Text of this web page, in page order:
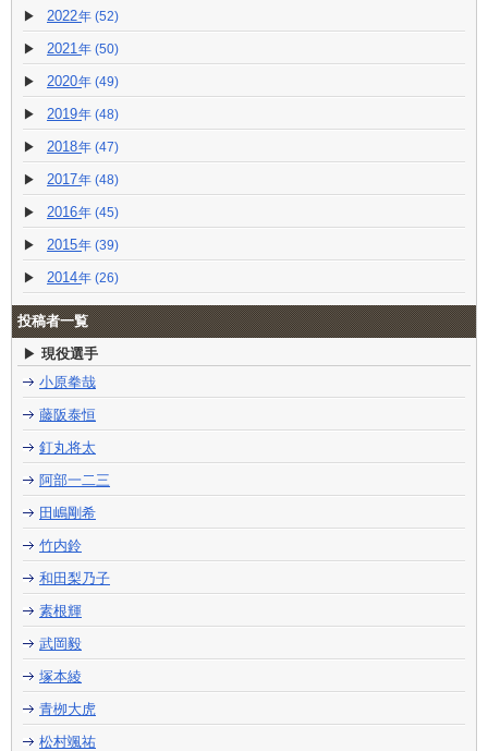
2022 (52)
2021 (50)
2020 (49)
2019 (48)
2018 (47)
2017 (48)
2016 (45)
2015 (39)
2014 (26)
投稿者一覧
現役選手
小原拳哉
藤阪泰恒
釘丸将太
阿部一二三
田嶋剛希
竹内鈴
和田梨乃子
素根輝
武岡毅
塚本綾
青栁大虎
松村颯祐